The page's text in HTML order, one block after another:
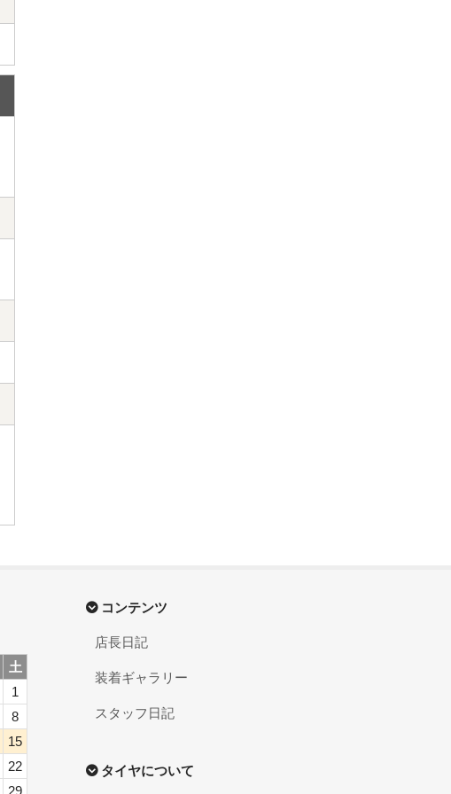
コンテンツ
店長日記
装着ギャラリー
スタッフ日記
タイヤについて
土
1
8
15
22